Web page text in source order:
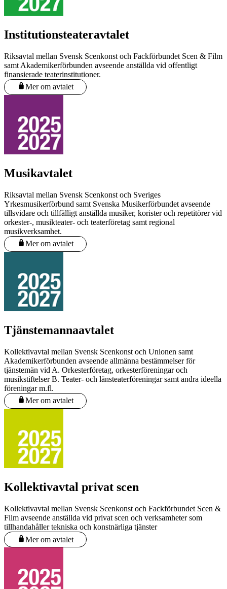
Institutionsteateravtalet
Riksavtal mellan Svensk Scenkonst och Fackförbundet Scen & Film
samt Akademikerförbunden avseende anställda vid offentligt
finansierade teaterinstitutioner.
Mer om avtalet
Musikavtalet
Riksavtal mellan Svensk Scenkonst och Sveriges
Yrkesmusikerförbund samt Svenska Musikerförbundet avseende
tillsvidare och tillfälligt anställda musiker, korister och repetitörer vid
orkester-, musikteater- och teaterföretag samt regional
musikverksamhet.
Mer om avtalet
Tjänstemannaavtalet
Kollektivavtal mellan Svensk Scenkonst och Unionen samt
Akademikerförbunden avseende allmänna bestämmelser för
tjänstemän vid A. Orkesterföretag, orkesterföreningar och
musikstiftelser B. Teater- och länsteaterföreningar samt andra ideella
föreningar m.fl.
Mer om avtalet
Kollektivavtal privat scen
Kollektivavtal mellan Svensk Scenkonst och Fackförbundet Scen &
Film avseende anställda vid privat scen och verksamheter som
tillhandahåller tekniska och konstnärliga tjänster
Mer om avtalet